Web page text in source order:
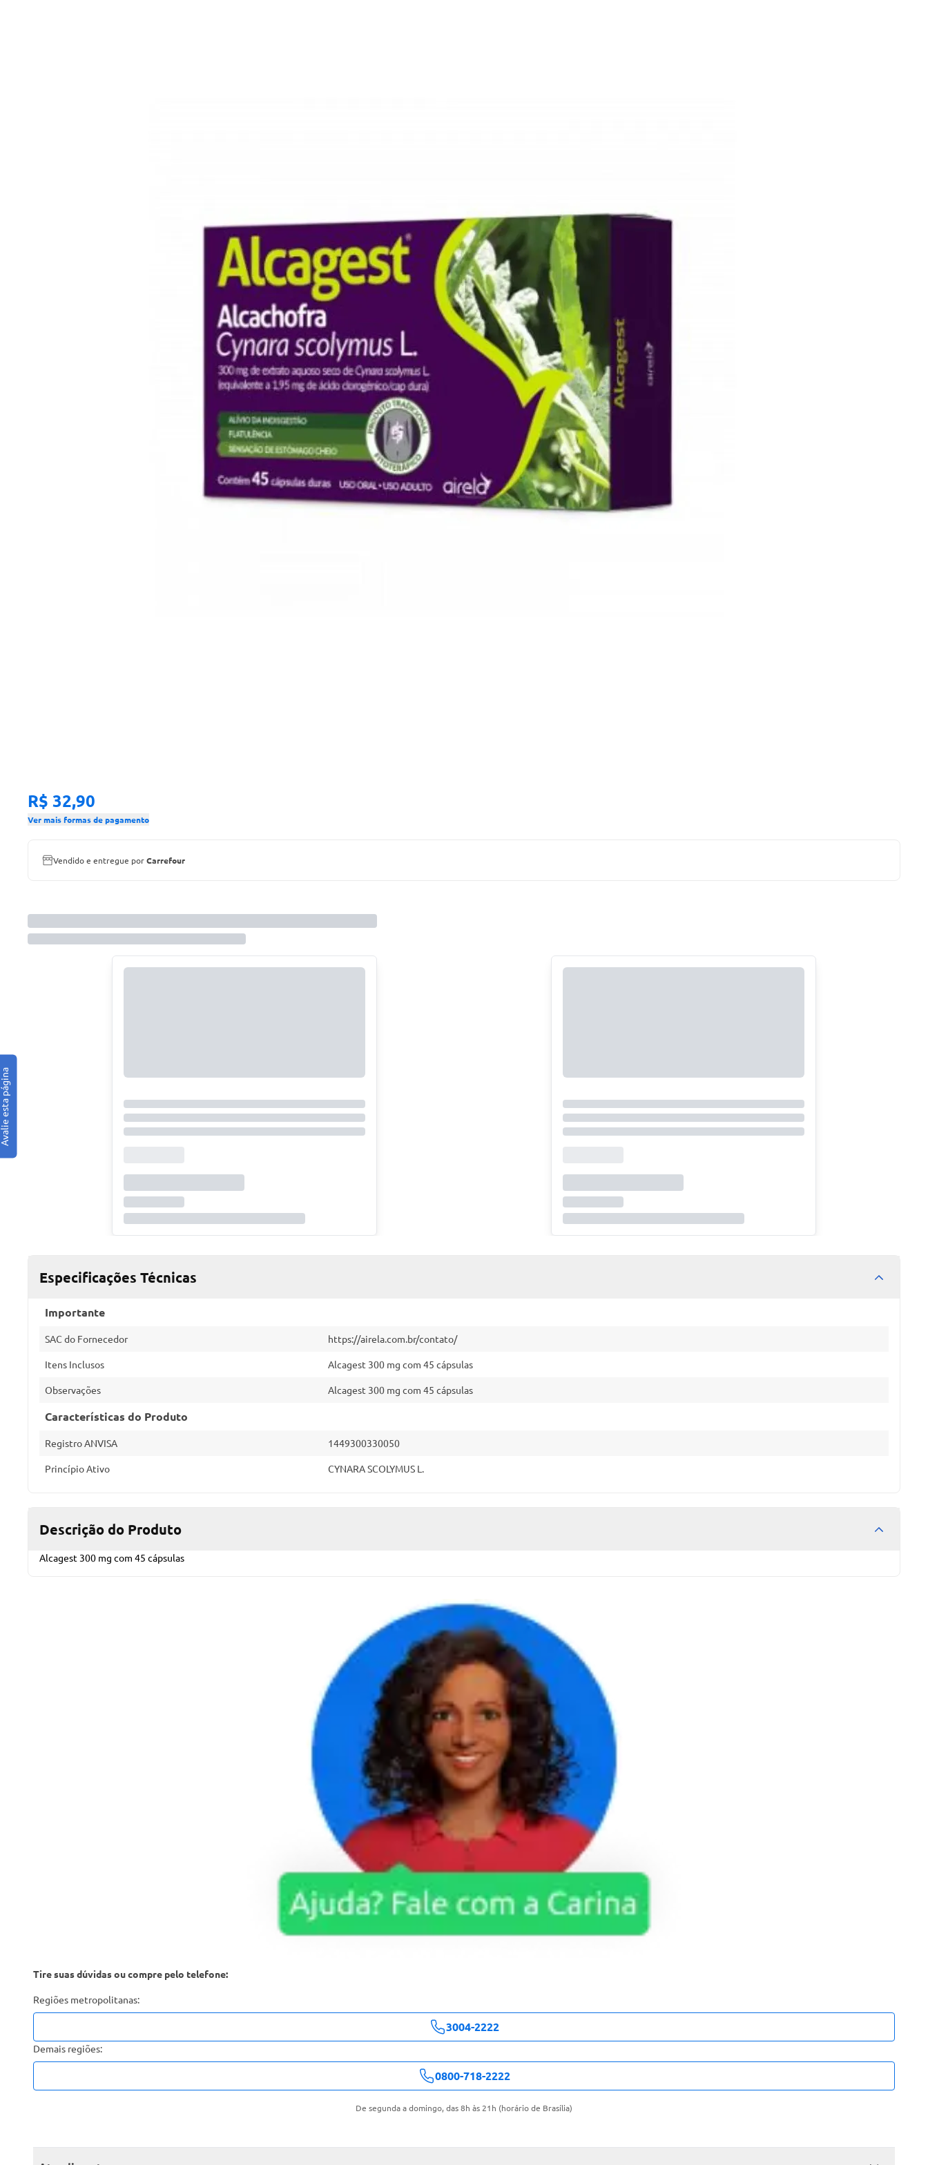
R$ 32,90
Ver mais formas de pagamento
Vendido e entregue porCarrefour
Especificações Técnicas
Importante
SAC do Fornecedor https://airela.com.br/contato/
Itens Inclusos Alcagest 300 mg com 45 cápsulas
Observações Alcagest 300 mg com 45 cápsulas
Características do Produto
Registro ANVISA 1449300330050
Princípio Ativo CYNARA SCOLYMUS L.
Descrição do Produto
Alcagest 300 mg com 45 cápsulas
Tire suas dúvidas ou compre pelo telefone:
Regiões metropolitanas:
3004-2222
Demais regiões:
0800-718-2222
De segunda a domingo, das 8h às 21h (horário de Brasília)